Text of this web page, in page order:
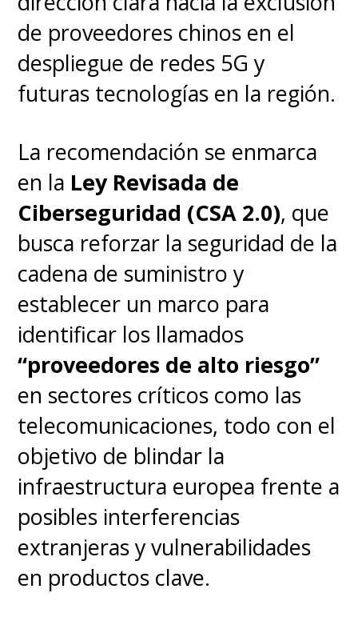
de proveedores chinos en el
despliegue de redes 5G y
futuras tecnologías en la región.
La recomendación se enmarca
en la Ley Revisada de
Ciberseguridad (CSA 2.0), que
busca reforzar la seguridad de la
cadena de suministro y
establecer un marco para
identificar los llamados
“proveedores de alto riesgo”
en sectores críticos como las
telecomunicaciones, todo con el
objetivo de blindar la
infraestructura europea frente a
posibles interferencias
extranjeras y vulnerabilidades
en productos clave.